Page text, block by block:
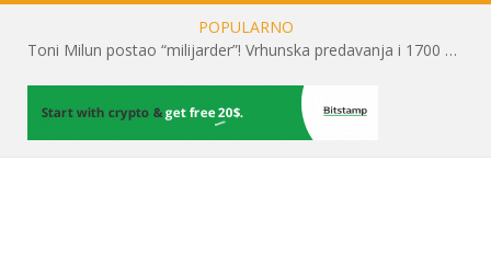
POPULARNO
Toni Milun postao “milijarder”! Vrhunska predavanja i 1700 posjetitelja obilježili su mjesec financijske pismenosti